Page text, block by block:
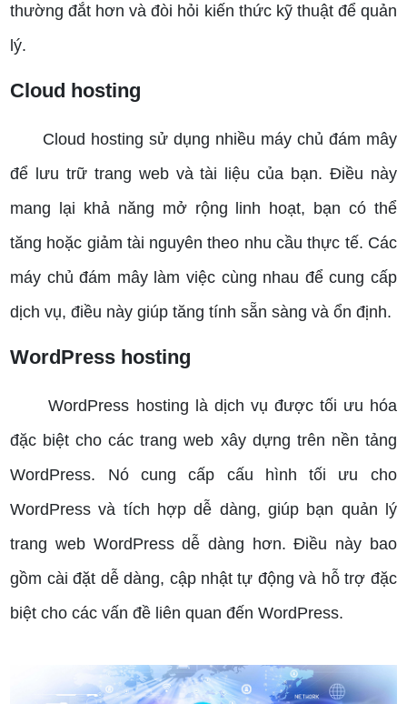
thường đắt hơn và đòi hỏi kiến thức kỹ thuật để quản
lý.
Cloud hosting
Cloud hosting sử dụng nhiều máy chủ đám mây
để lưu trữ trang web và tài liệu của bạn. Điều này
mang lại khả năng mở rộng linh hoạt, bạn có thể
tăng hoặc giảm tài nguyên theo nhu cầu thực tế. Các
máy chủ đám mây làm việc cùng nhau để cung cấp
dịch vụ, điều này giúp tăng tính sẵn sàng và ổn định.
WordPress hosting
WordPress hosting là dịch vụ được tối ưu hóa
đặc biệt cho các trang web xây dựng trên nền tảng
WordPress. Nó cung cấp cấu hình tối ưu cho
WordPress và tích hợp dễ dàng, giúp bạn quản lý
trang web WordPress dễ dàng hơn. Điều này bao
gồm cài đặt dễ dàng, cập nhật tự động và hỗ trợ đặc
biệt cho các vấn đề liên quan đến WordPress.